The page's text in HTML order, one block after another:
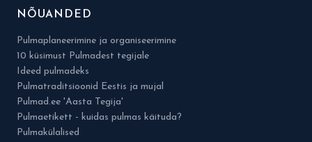
NÕUANDED
Pulmaplaneerimine ja organiseerimine
10 küsimust Pulmadest tegijale
Ideed pulmadeks
Pulmatraditsioonid Eestis ja mujal
Pulmad.ee 'Aasta Tegija'
Pulmaetikett - kuidas pulmas käituda?
Pulmakülalised